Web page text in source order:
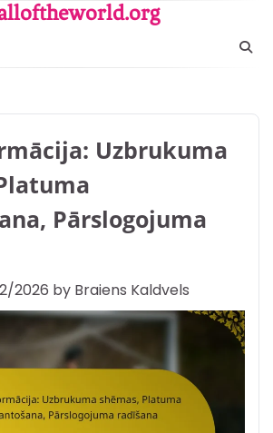
Uzbrukuma
Pārslogojuma
2026 by Braiens Kaldvels